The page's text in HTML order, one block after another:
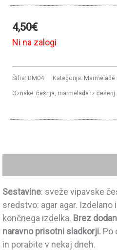
4,50€
Ni na zalogi
Šifra: DM04 Kategorija: Marmelade
Oznake: češnja marmelada iz češenj
Sestavine: sveže vipavske
sredstvo: agar agar. Izdelano
končnega izdelka. Brez
naravno prisotni sladkorji. Po
in porabite v nekaj dneh.